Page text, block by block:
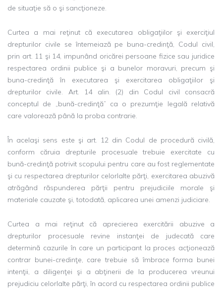
de situaţie să o şi sancţioneze.
Curtea a mai reţinut că executarea obligaţiilor şi exerciţiul
drepturilor civile se întemeiază pe buna-credinţă, Codul civil,
prin art. 11 şi 14, impunând oricărei persoane fizice sau juridice
respectarea ordinii publice şi a bunelor moravuri, precum şi
buna-credinţă în executarea şi exercitarea obligaţiilor şi
drepturilor civile. Art. 14 alin. (2) din Codul civil consacră
conceptul de „bună-credinţă” ca o prezumţie legală relativă
care valorează până la proba contrarie.
În acelaşi sens este şi art. 12 din Codul de procedură civilă,
conform căruia drepturile procesuale trebuie exercitate cu
bună-credinţă potrivit scopului pentru care au fost reglementate
şi cu respectarea drepturilor celorlalte părţi, exercitarea abuzivă
atrăgând răspunderea părţii pentru prejudiciile morale şi
materiale cauzate şi, totodată, aplicarea unei amenzi judiciare.
Curtea a mai reţinut că aprecierea exercitării abuzive a
drepturilor procesuale revine instanţei de judecată care
determină cazurile în care un participant la proces acţionează
contrar bunei-credinţe, care trebuie să îmbrace forma bunei
intenţii, a diligenţei şi a abţinerii de la producerea vreunui
prejudiciu celorlalte părţi, în acord cu respectarea ordinii publice